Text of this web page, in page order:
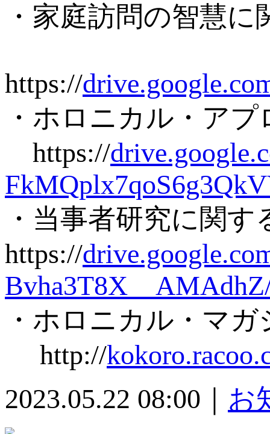
・家庭訪問の智慧
https://
・ホロニカル・ア
https://
・当事者研究に関
https://
・ホロニカル・マガ
http://
2023.05.22 08:00｜ お